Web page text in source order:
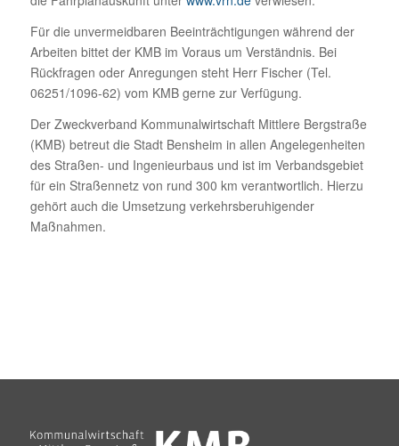
Für die unvermeidbaren Beeinträchtigungen während der
Arbeiten bittet der KMB im Voraus um Verständnis. Bei
Rückfragen oder Anregungen steht Herr Fischer (Tel.
06251/1096-62) vom KMB gerne zur Verfügung.
Der Zweckverband Kommunalwirtschaft Mittlere Bergstraße
(KMB) betreut die Stadt Bensheim in allen Angelegenheiten
des Straßen- und Ingenieurbaus und ist im Verbandsgebiet
für ein Straßennetz von rund 300 km verantwortlich. Hierzu
gehört auch die Umsetzung verkehrsberuhigender
Maßnahmen.